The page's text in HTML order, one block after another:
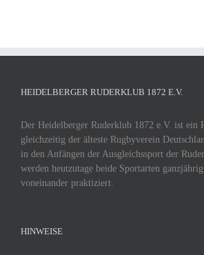
HEIDELBERGER RUDERKLUB 1872 E.V.
Der Heidelberger Ruderklub 1872 e.V. ist ein
gleichzeitig der älteste Rugbyverein
in den Anfängen der Ausgleichssport der
werden heutzutage beide Sportarten
voneinander praktiziert.
HINWEISE